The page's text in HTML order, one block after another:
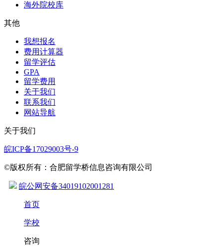
海外院校库
其他
我想报名
费用计算器
留学评估
GPA
留学费用
关于我们
联系我们
网站导航
关于我们
皖ICP备17029003号-9
©版权所有：合肥留学桥信息咨询有限公司
皖公网安备34019102001281
首页
学校
咨询